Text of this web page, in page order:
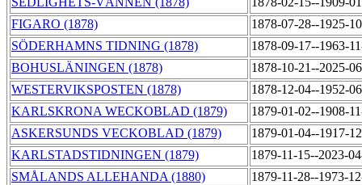
FIGARO (1878)
1878-07-28--1925-
SÖDERHAMNS TIDNING (1878)
1878-09-17--1963-
BOHUSLÄNINGEN (1878)
1878-10-21--2025-
WESTERVIKSPOSTEN (1878)
1878-12-04--1952-
KARLSKRONA WECKOBLAD (1879)
1879-01-02--1908-
ASKERSUNDS VECKOBLAD (1879)
1879-01-04--1917-
KARLSTADSTIDNINGEN (1879)
1879-11-15--2023-
SMÅLANDS ALLEHANDA (1880)
1879-11-28--1973-